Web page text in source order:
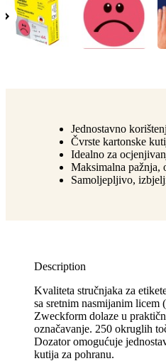
Jednostavno
Čvrste kartonske
Idealno za
Maksimalna pažnja,
Samoljepljivo,
Description
Kvaliteta stručnjaka za
sa sretnim nasmijanim
Zweckform dolaze u
označavanje. 250 okruglih
Dozator omogućuje
kutija za pohranu.